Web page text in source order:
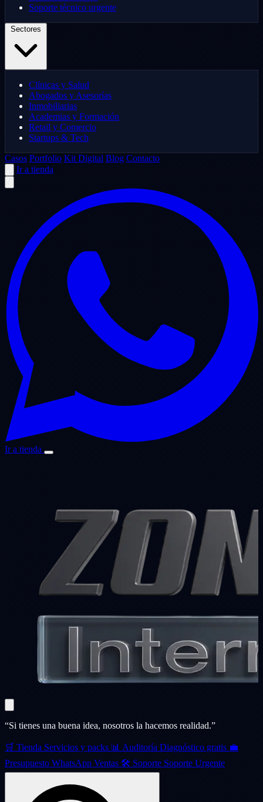
Soporte técnico urgente
Clínicas y Salud
Abogados y Asesorías
Inmobiliarias
Academias y Formación
Retail y Comercio
Startups & Tech
Casos Portfolio Kit Digital Blog Contacto
Ir a tienda
Ir a tienda
“Si tienes una buena idea, nosotros la hacemos realidad.”
🛒 Tienda Servicios y packs 📊 Auditoría Diagnóstico gratis 💼
Presupuesto WhatsApp Ventas 🛠️ Soporte Soporte Urgente